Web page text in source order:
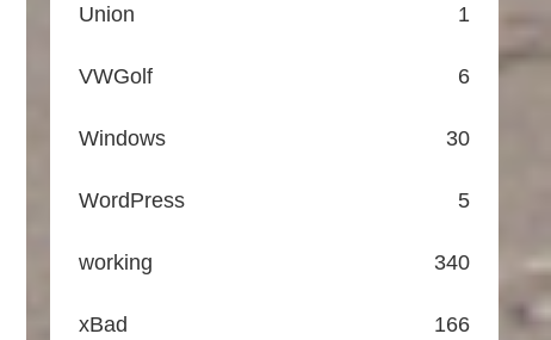
Union 1
VWGolf 6
Windows 30
WordPress 5
working 340
xBad 166